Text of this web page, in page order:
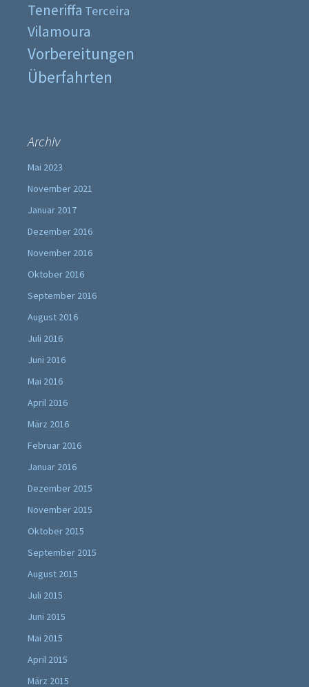
Teneriffa Terceira
Vilamoura
Vorbereitungen
Überfahrten
Archiv
Mai 2023
November 2021
Januar 2017
Dezember 2016
November 2016
Oktober 2016
September 2016
August 2016
Juli 2016
Juni 2016
Mai 2016
April 2016
März 2016
Februar 2016
Januar 2016
Dezember 2015
November 2015
Oktober 2015
September 2015
August 2015
Juli 2015
Juni 2015
Mai 2015
April 2015
März 2015